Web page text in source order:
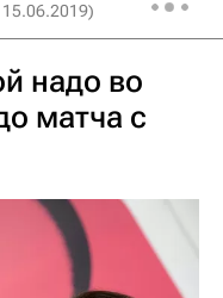
надо во
матча с